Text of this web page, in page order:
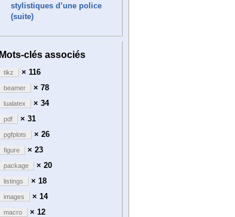
stylistiques d’une police
(suite)
Mots-clés associés
tikz × 116
beamer × 78
lualatex × 34
pdf × 31
pgfplots × 26
figure × 23
package × 20
listings × 18
images × 14
macro × 12